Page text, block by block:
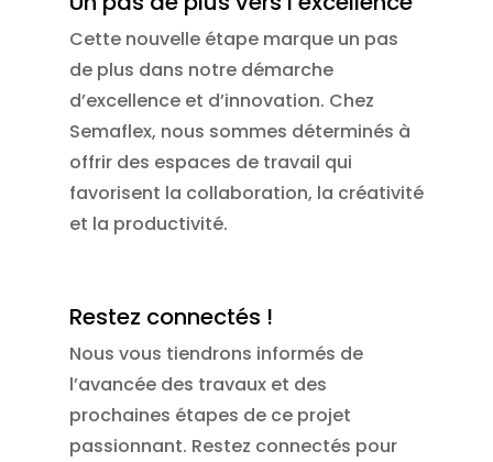
Cette nouvelle étape marque un pas
de plus dans notre démarche
d’excellence et d’innovation. Chez
Semaflex, nous sommes déterminés à
offrir des espaces de travail qui
favorisent la collaboration, la créativité
et la productivité.
Restez connectés !
Nous vous tiendrons informés de
l’avancée des travaux et des
prochaines étapes de ce projet
passionnant. Restez connectés pour